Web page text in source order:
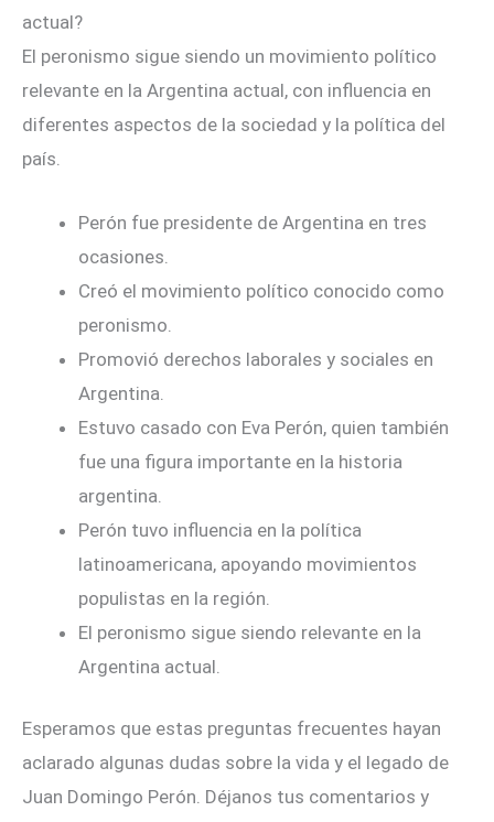
actual?
El peronismo sigue siendo un movimiento político
relevante en la Argentina actual, con influencia en
diferentes aspectos de la sociedad y la política del
país.
Perón fue presidente de Argentina en tres
ocasiones.
Creó el movimiento político conocido como
peronismo.
Promovió derechos laborales y sociales en
Argentina.
Estuvo casado con Eva Perón, quien también
fue una figura importante en la historia
argentina.
Perón tuvo influencia en la política
latinoamericana, apoyando movimientos
populistas en la región.
El peronismo sigue siendo relevante en la
Argentina actual.
Esperamos que estas preguntas frecuentes hayan
aclarado algunas dudas sobre la vida y el legado de
Juan Domingo Perón. Déjanos tus comentarios y